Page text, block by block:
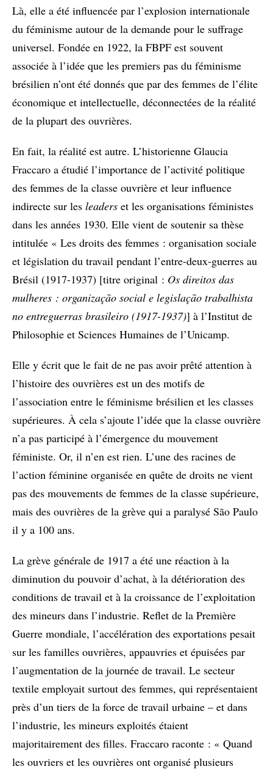
Là, elle a été influencée par l’explosion internationale
du féminisme autour de la demande pour le suffrage
universel. Fondée en 1922, la FBPF est souvent
associée à l’idée que les premiers pas du féminisme
brésilien n’ont été donnés que par des femmes de l’élite
économique et intellectuelle, déconnectées de la réalité
de la plupart des ouvrières.
En fait, la réalité est autre. L’historienne Glaucia
Fraccaro a étudié l’importance de l’activité politique
des femmes de la classe ouvrière et leur influence
indirecte sur les leaders et les organisations féministes
dans les années 1930. Elle vient de soutenir sa thèse
intitulée « Les droits des femmes : organisation sociale
et législation du travail pendant l’entre-deux-guerres au
Brésil (1917-1937) [titre original : Os direitos das
mulheres : organização social e legislação trabalhista
no entreguerras brasileiro (1917-1937)] à l’Institut de
Philosophie et Sciences Humaines de l’Unicamp.
Elle y écrit que le fait de ne pas avoir prêté attention à
l’histoire des ouvrières est un des motifs de
l’association entre le féminisme brésilien et les classes
supérieures. À cela s’ajoute l’idée que la classe ouvrière
n’a pas participé à l’émergence du mouvement
féministe. Or, il n’en est rien. L’une des racines de
l’action féminine organisée en quête de droits ne vient
pas des mouvements de femmes de la classe supérieure,
mais des ouvrières de la grève qui a paralysé São Paulo
il y a 100 ans.
La grève générale de 1917 a été une réaction à la
diminution du pouvoir d’achat, à la détérioration des
conditions de travail et à la croissance de l’exploitation
des mineurs dans l’industrie. Reflet de la Première
Guerre mondiale, l’accélération des exportations pesait
sur les familles ouvrières, appauvries et épuisées par
l’augmentation de la journée de travail. Le secteur
textile employait surtout des femmes, qui représentaient
près d’un tiers de la force de travail urbaine – et dans
l’industrie, les mineurs exploités étaient
majoritairement des filles. Fraccaro raconte : « Quand
les ouvriers et les ouvrières ont organisé plusieurs